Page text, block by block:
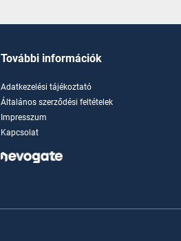
További információk
Adatkezelési tájékoztató
Általános szerződési feltételek
Impresszum
Kapcsolat